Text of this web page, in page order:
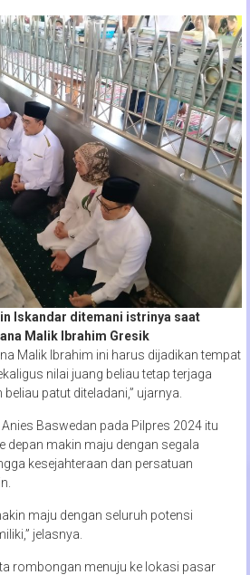
Iskandar ditemani istrinya saat
Malik Ibrahim Gresik
Malik Ibrahim ini harus dijadikan tempat
nilai juang beliau tetap terjaga
patut diteladani,” ujarnya.
Baswedan pada Pilpres 2024 itu
depan makin maju dengan segala
kesejahteraan dan persatuan
maju dengan seluruh potensi
jelasnya.
rombongan menuju ke lokasi pasar